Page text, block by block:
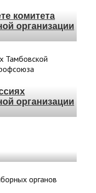
комитета
организации
организации